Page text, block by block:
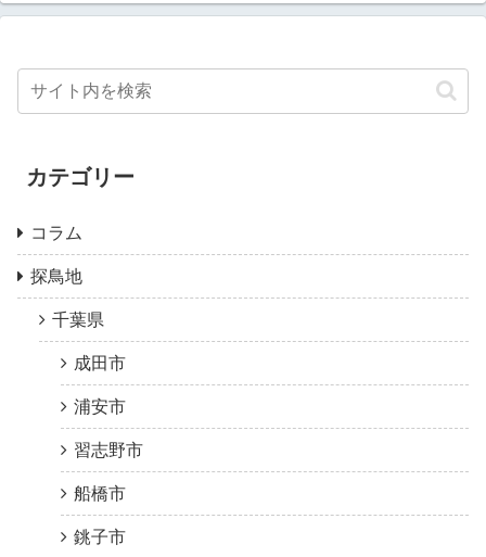
カテゴリー
コラム
探鳥地
千葉県
成田市
浦安市
習志野市
船橋市
銚子市